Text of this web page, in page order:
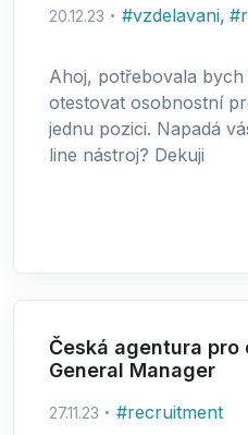
20.12.23 #vzdelavani, #
Ahoj, potřebovala
otestovat osobnostní
jednu pozici. Napadá
line nástroj? Dekuji
Česká agentura pro
General Manager
27.11.23 #recruitment